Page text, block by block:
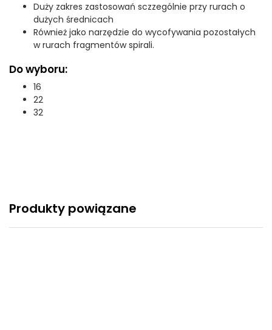
Duży zakres zastosowań sczzególnie przy rurach o
dużych średnicach
Również jako narzędzie do wycofywania pozostałych
w rurach fragmentów spirali.
Do wyboru:
16
22
32
Produkty powiązane